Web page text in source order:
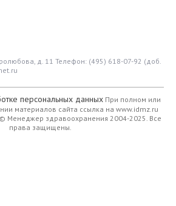
д. 11 Телефон: (495) 618-07-92 (доб.
персональных данныхПри полном или
материалов сайта ссылка на www.idmz.ru
Менеджер здравоохранения 2004-2025. Все
права защищены.